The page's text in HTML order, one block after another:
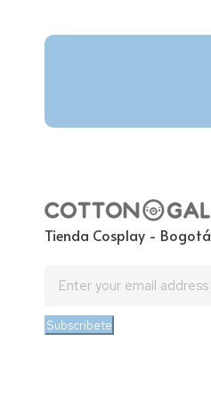
Tienda Cosplay - Bogotá
Subscribete